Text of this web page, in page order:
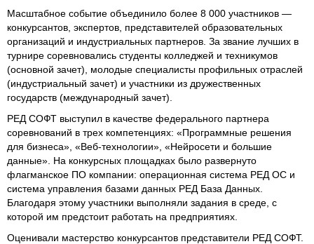
Масштабное событие объединило более 8 000 участников —
конкурсантов, экспертов, представителей образовательных
организаций и индустриальных партнеров. За звание лучших в
турнире соревновались студенты колледжей и техникумов
(основной зачет), молодые специалисты профильных отраслей
(индустриальный зачет) и участники из дружественных
государств (международный зачет).
РЕД СОФТ выступил в качестве федерального партнера
соревнований в трех компетенциях: «Программные решения
для бизнеса», «Веб-технологии», «Нейросети и большие
данные». На конкурсных площадках было развернуто
флагманское ПО компании: операционная система РЕД ОС и
система управления базами данных РЕД База Данных.
Благодаря этому участники выполняли задания в среде, с
которой им предстоит работать на предприятиях.
Оценивали мастерство конкурсантов представители РЕД СОФТ.